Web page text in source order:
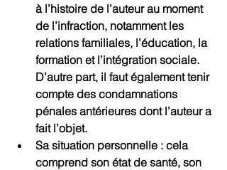
à l’histoire de l’auteur au moment
de l’infraction, notamment les
relations familiales, l’éducation, la
formation et l’intégration sociale.
D’autre part, il faut également tenir
compte des condamnations
pénales antérieures dont l’auteur a
fait l’objet.
Sa situation personnelle : cela
comprend son état de santé, son